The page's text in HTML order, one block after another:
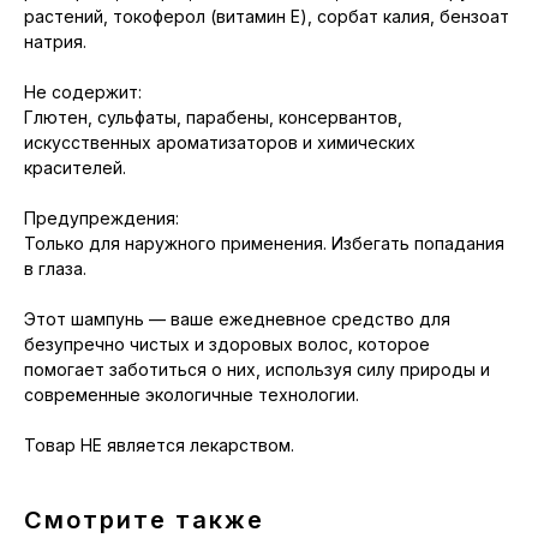
растений, токоферол (витамин Е), сорбат калия, бензоат
натрия.
Не содержит:
Глютен, сульфаты, парабены, консервантов,
искусственных ароматизаторов и химических
красителей.
Предупреждения:
Только для наружного применения. Избегать попадания
в глаза.
Этот шампунь — ваше ежедневное средство для
безупречно чистых и здоровых волос, которое
помогает заботиться о них, используя силу природы и
современные экологичные технологии.
Товар НЕ является лекарством.
Смотрите также